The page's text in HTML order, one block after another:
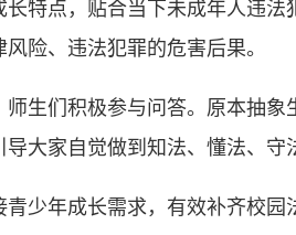
点，贴合当下未成年人违法
险、违法犯罪的危害后果。
们积极参与问答。原本抽象
大家自觉做到知法、懂法、守
年成长需求，有效补齐校园